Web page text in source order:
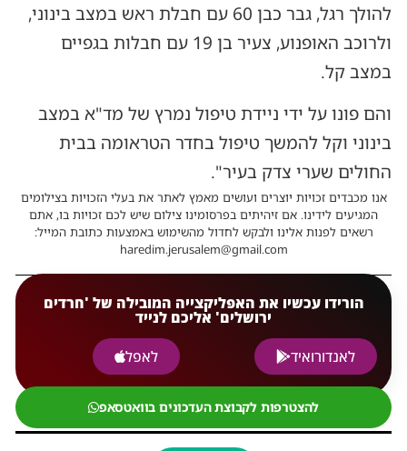
להולך רגל, גבר כבן 60 עם חבלת ראש במצב בינוני,
ולרוכב האופנוע, צעיר בן 19 עם חבלות בגפיים
במצב קל.
והם פונו על ידי ניידת טיפול נמרץ של מד"א במצב
בינוני וקל להמשך טיפול בחדר הטראומה בבית
החולים שערי צדק בעיר".
אנו מכבדים זכויות יוצרים ועושים מאמץ לאתר את בעלי הזכויות בצילומים
המגיעים לידינו. אם זיהיתים בפרסומינו צילום שיש לכם זכויות בו, אתם
רשאים לפנות אלינו ולבקש לחדול מהשימוש באמצעות כתובת המייל:
haredim.jerusalem@gmail.com
הורידו עכשיו את האפליקצייה המובילה של 'חרדים
ירושלים' אליכם לנייד
לאנדורואיד
לאפל
להצטרפות לקבוצת העדכונים בוואטסאפ